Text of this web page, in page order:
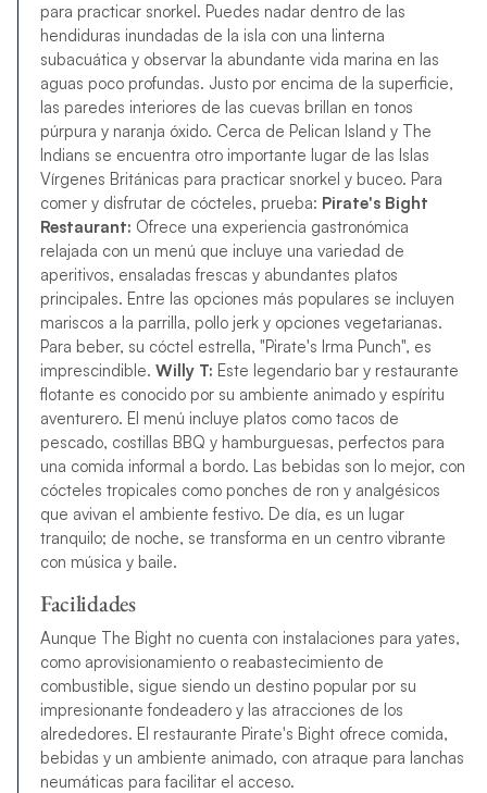
para practicar snorkel. Puedes nadar dentro de las
hendiduras inundadas de la isla con una linterna
subacuática y observar la abundante vida marina en las
aguas poco profundas. Justo por encima de la superficie,
las paredes interiores de las cuevas brillan en tonos
púrpura y naranja óxido. Cerca de Pelican Island y The
Indians se encuentra otro importante lugar de las Islas
Vírgenes Británicas para practicar snorkel y buceo. Para
comer y disfrutar de cócteles, prueba: Pirate's Bight
Restaurant: Ofrece una experiencia gastronómica
relajada con un menú que incluye una variedad de
aperitivos, ensaladas frescas y abundantes platos
principales. Entre las opciones más populares se incluyen
mariscos a la parrilla, pollo jerk y opciones vegetarianas.
Para beber, su cóctel estrella, "Pirate's Irma Punch", es
imprescindible. Willy T: Este legendario bar y restaurante
flotante es conocido por su ambiente animado y espíritu
aventurero. El menú incluye platos como tacos de
pescado, costillas BBQ y hamburguesas, perfectos para
una comida informal a bordo. Las bebidas son lo mejor, con
cócteles tropicales como ponches de ron y analgésicos
que avivan el ambiente festivo. De día, es un lugar
tranquilo; de noche, se transforma en un centro vibrante
con música y baile.
Facilidades
Aunque The Bight no cuenta con instalaciones para yates,
como aprovisionamiento o reabastecimiento de
combustible, sigue siendo un destino popular por su
impresionante fondeadero y las atracciones de los
alrededores. El restaurante Pirate's Bight ofrece comida,
bebidas y un ambiente animado, con atraque para lanchas
neumáticas para facilitar el acceso.